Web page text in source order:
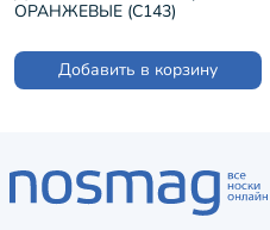
ОРАНЖЕВЫЕ (С143)
Добавить в корзину